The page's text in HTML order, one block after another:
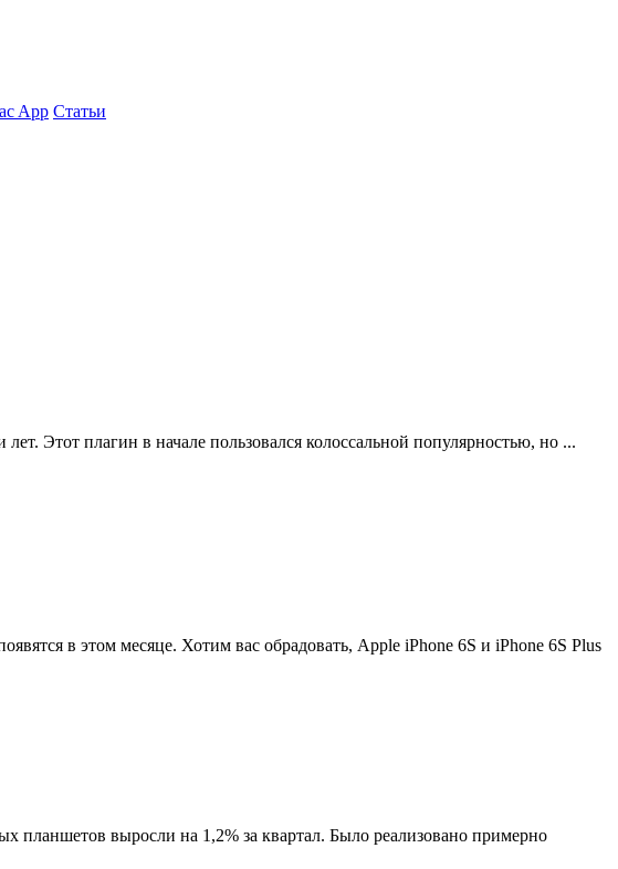
App Статьи
Этот плагин в начале пользовался колоссальной популярностью, но ...
в этом месяце. Хотим вас обрадовать, Apple iPhone 6S и iPhone 6S Plus
выросли на 1,2% за квартал. Было реализовано примерно